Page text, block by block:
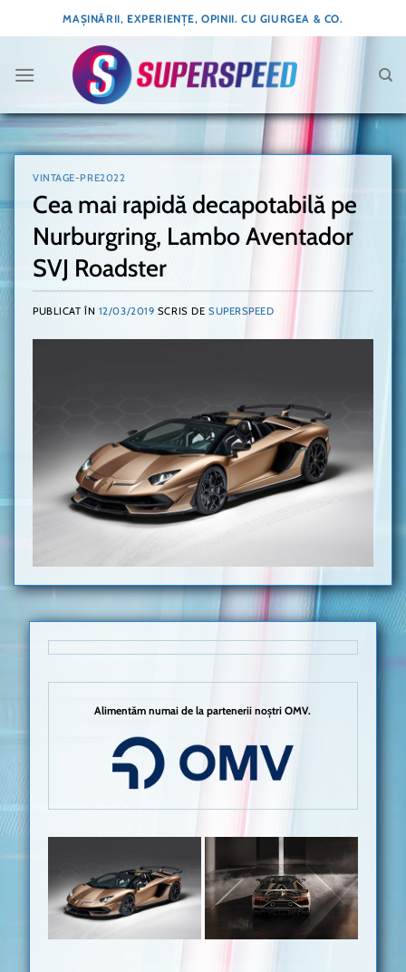
to
MAȘINĂRII, EXPERIENȚE, OPINII. CU GIURGEA & CO.
VINTAGE-PRE2022
Cea mai rapidă decapotabilă pe
Nurburgring, Lambo Aventador
SVJ Roadster
PUBLICAT ÎN 12/03/2019 SCRIS DE SUPERSPEED
Alimentăm numai de la partenerii noștri OMV.